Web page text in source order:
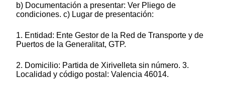
b) Documentación a presentar: Ver Pliego de
condiciones. c) Lugar de presentación:
1. Entidad: Ente Gestor de la Red de Transporte y de
Puertos de la Generalitat, GTP.
2. Domicilio: Partida de Xirivelleta sin número. 3.
Localidad y código postal: Valencia 46014.